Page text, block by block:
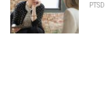
PTSD